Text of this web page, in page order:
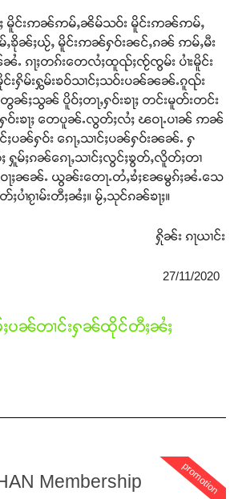
မိူင်းဢၼ်ဢမ်ႇၼိမ်သဝ်း မိူင်းဢၼ်ဢမ်ႇ
ႇၶိုၼ်ႈယႂ်ႇ မိူင်းဢၼ်ႁဝ်းၼင်ႇၵၼ် ဢမ်ႇမီး
ၵႃႈတၵ်းတေလႆႈထူၺ်ႈၸႂ်ၸွမ်း ပၢႆးမိူင်း
ႁိမ်းႁွမ်းၶဝ်သၢင်ႈသဝ်းပၼ်ၼၼ်ႉၵူၺ်း
ႈသွၼ် ပိူဝ်ႈတႃႇႁဝ်းၶႃႈ တင်းမူတ်းတင်း
ဝ်းၶႃႈ တေပူၼ်ႉလွတ်ႈလႆႈ ၽဝႃႉပၢၼ် ဢၼ်
င်ႈပၼ်ႁဝ်း ၵေႃႇသၢင်ႈပၼ်ႁဝ်းၼၼ်ႉ ႁ
ႈ ႁူမ်ႈၵၼ်ၵေႃႇသၢင်ႈလွင်ႈၶွတ်ႇလိူတ်ႈတၢ
ႈၼၼ်ႉ ယွၼ်းတေႃႉတႆႇၶႆႈၼႄမွၵ်ႈၼႆႉသေ
ၢႆၵႂၢမ်းတီႈၼႆႈ။ မႂ်ႇသုင်ၵၼ်ၶႃႈ။
ႁိုၼ်း ၵႃယၢင်း
27/11/2020
ႈပၼ်တၢင်းႁၼ်ထိုင်တီႈၼႆႈ
promotion
Membership